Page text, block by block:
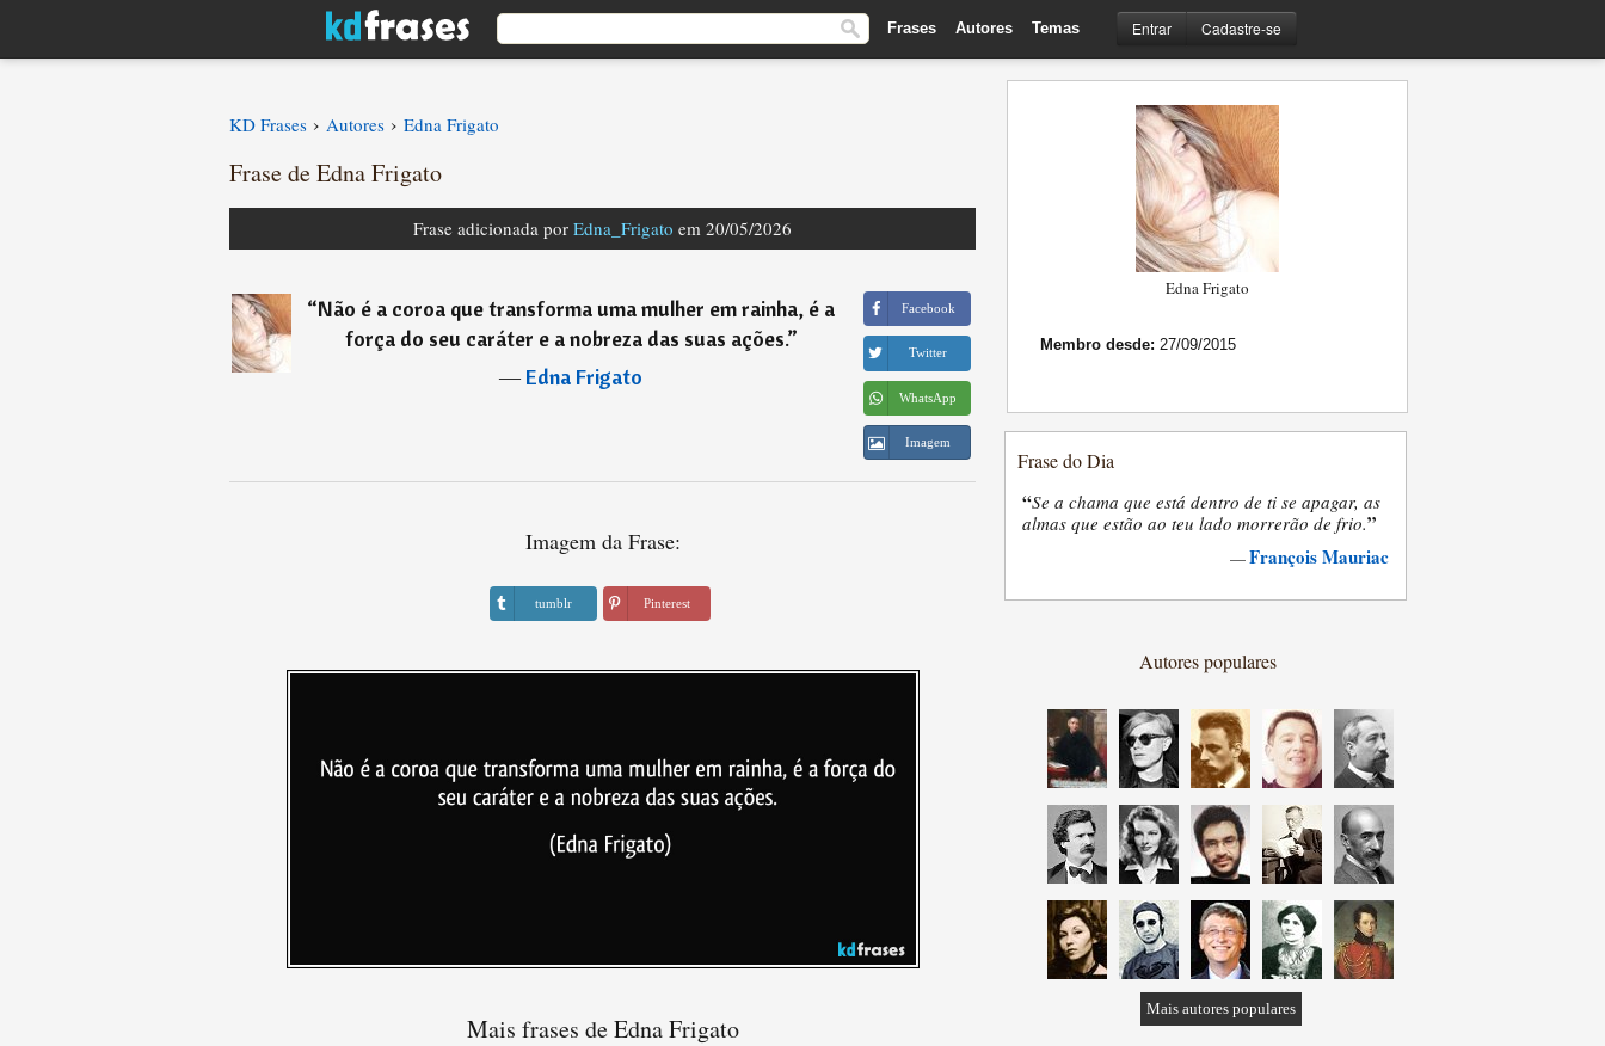
Frases Autores Temas Entrar Cadastre-se
KD Frases › Autores › Edna Frigato
Frase de Edna Frigato
Frase adicionada por Edna_Frigato em 20/05/2026
“Não é a coroa que transforma uma mulher em rainha, é a
força do seu caráter e a nobreza das suas ações.”
―Edna Frigato
Facebook
Twitter
WhatsApp
Imagem
Imagem da Frase:
tumblr Pinterest
Mais frases de Edna Frigato
Edna Frigato
Membro desde: 27/09/2015
Frase do Dia
“Se a chama que está dentro de ti se apagar, as
almas que estão ao teu lado morrerão de frio.”
—François Mauriac
Autores populares
Mais autores populares